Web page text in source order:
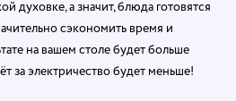
духовке, а значит, блюда готовятся
сэкономить время и
на вашем столе будет больше
за электричество будет меньше!